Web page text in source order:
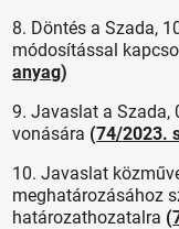
8. Döntés a Szada,
módosítással
anyag)
9. Javaslat a Szada,
vonására (74/2023.
10. Javaslat
meghatározásához
határozathozatalra (